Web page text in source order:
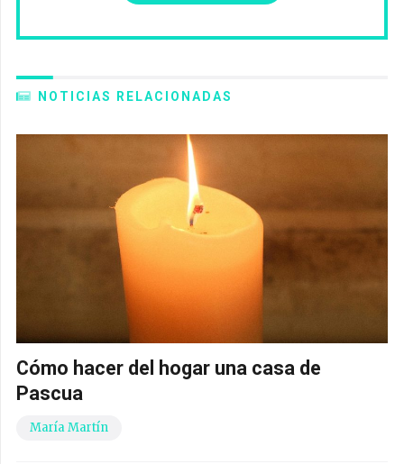
NOTICIAS RELACIONADAS
Cómo hacer del hogar una casa de
Pascua
María Martín